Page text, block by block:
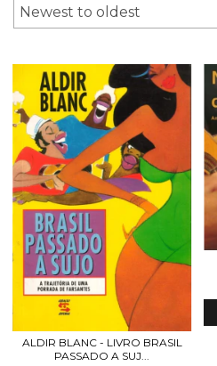
ALDIR BLANC - LIVRO BRASIL
PASSADO A SUJ...